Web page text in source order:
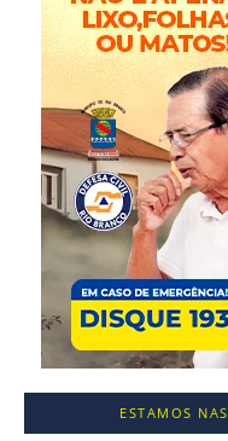
ESTAMOS